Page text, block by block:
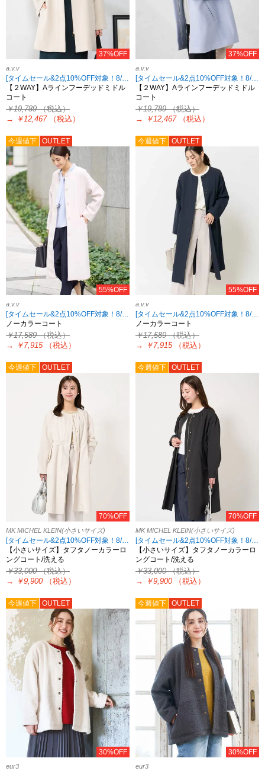
37%OFF
a.v.v
[タイムセール&2点10%OFF対象！8/17 8:59まで]
【２WAY】Aラインフーデッドミドル
コート
￥19,789（税込）
→
￥12,467 （税込）
37%OFF
a.v.v
[タイムセール&2点10%OFF対象！8/17 8:59まで]
【２WAY】Aラインフーデッドミドル
コート
￥19,789（税込）
→
￥12,467 （税込）
今週値下 OUTLET
55%OFF
a.v.v
[タイムセール&2点10%OFF対象！8/17 8:59まで]
ノーカラーコート
￥17,589（税込）
→
￥7,915 （税込）
今週値下 OUTLET
55%OFF
a.v.v
[タイムセール&2点10%OFF対象！8/17 8:59まで]
ノーカラーコート
￥17,589（税込）
→
￥7,915 （税込）
今週値下 OUTLET
70%OFF
MK MICHEL KLEIN(小さいサイズ)
[タイムセール&2点10%OFF対象！8/17 8:59まで アウトレット限定]
【小さいサイズ】タフタノーカラーロ
ングコート/洗える
￥33,000（税込）
→
￥9,900 （税込）
今週値下 OUTLET
70%OFF
MK MICHEL KLEIN(小さいサイズ)
[タイムセール&2点10%OFF対象！8/17 8:59まで アウトレット限定]
【小さいサイズ】タフタノーカラーロ
ングコート/洗える
￥33,000（税込）
→
￥9,900 （税込）
今週値下 OUTLET
30%OFF
eur3
今週値下 OUTLET
30%OFF
eur3